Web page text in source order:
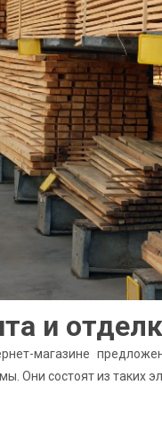
и
магазине
Они состоят из таких